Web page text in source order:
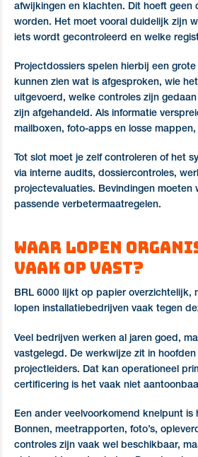
afwijkingen en klachten. Dit hoeft geen
worden. Het moet vooral duidelijk zijn
iets wordt gecontroleerd en welke
Projectdossiers spelen hierbij een
kunnen zien wat is afgesproken, wie
uitgevoerd, welke controles zijn
zijn afgehandeld. Als informatie
mailboxen, foto-apps en losse
Tot slot moet je zelf controleren of het
via interne audits, dossiercontroles,
projectevaluaties. Bevindingen moeten
passende verbetermaatregelen.
Waar lopen
vaak op vast?
BRL 6000 lijkt op papier overzichtelijk,
lopen installatiebedrijven vaak tegen
Veel bedrijven werken al jaren goed,
vastgelegd. De werkwijze zit in
projectleiders. Dat kan operationeel
certificering is het vaak niet
Een ander veelvoorkomend knelpunt is
Bonnen, meetrapporten, foto’s,
controles zijn vaak wel beschikbaar,